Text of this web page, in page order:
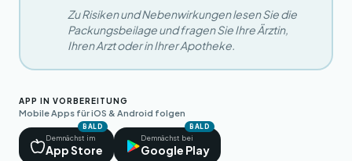
Zu Risiken und Nebenwirkungen lesen Sie die
Packungsbeilage und fragen Sie Ihre Ärztin,
Ihren Arzt oder in Ihrer Apotheke.
APP IN VORBEREITUNG
Mobile Apps für iOS & Android folgen
BALD
Demnächst im
App Store
BALD
Demnächst bei
Google Play